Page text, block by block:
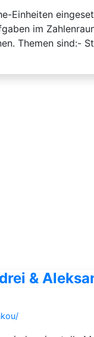
Einheiten
im
Themen sind:-
&